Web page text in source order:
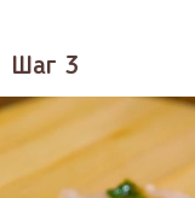
Шаг 3